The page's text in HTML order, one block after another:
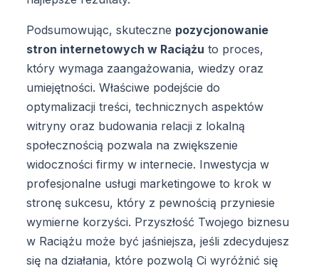
Podsumowując, skuteczne pozycjonowanie
stron internetowych w Raciążu to proces,
który wymaga zaangażowania, wiedzy oraz
umiejętności. Właściwe podejście do
optymalizacji treści, technicznych aspektów
witryny oraz budowania relacji z lokalną
społecznością pozwala na zwiększenie
widoczności firmy w internecie. Inwestycja w
profesjonalne usługi marketingowe to krok w
stronę sukcesu, który z pewnością przyniesie
wymierne korzyści. Przyszłość Twojego biznesu
w Raciążu może być jaśniejsza, jeśli zdecydujesz
się na działania, które pozwolą Ci wyróżnić się